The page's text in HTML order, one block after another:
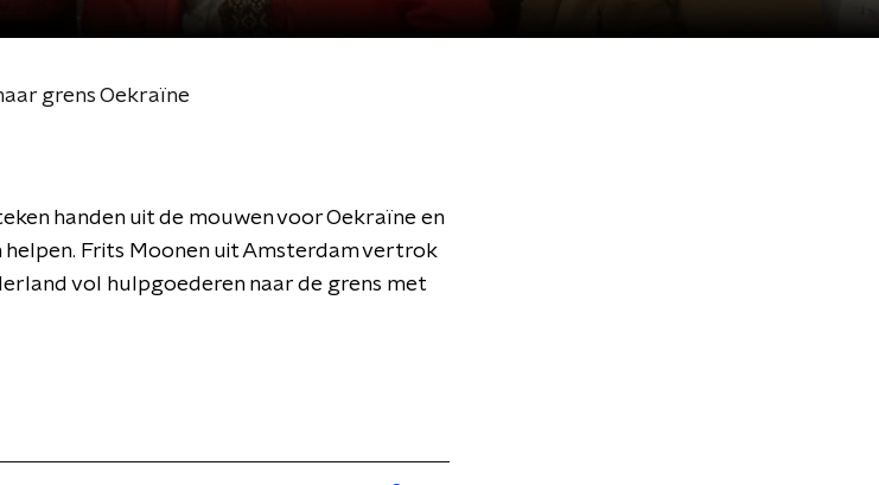
grens Oekraïne
handen uit de mouwen voor Oekraïne en
Frits Moonen uit Amsterdam vertrok
vol hulpgoederen naar de grens met